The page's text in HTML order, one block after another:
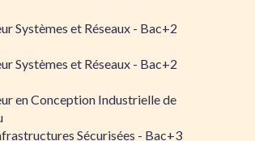
Systèmes et Réseaux - Bac+2
Systèmes et Réseaux - Bac+2
en Conception Industrielle de
Sécurisées - Bac+3